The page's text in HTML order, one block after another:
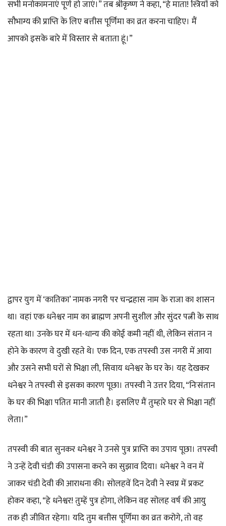
सभी मनोकामनाएं पूर्ण हो जाएं।” तब श्रीकृष्ण ने कहा, “हे माता! स्त्रियों को
सौभाग्य की प्राप्ति के लिए बत्तीस पूर्णिमा का व्रत करना चाहिए। मैं
आपको इसके बारे में विस्तार से बताता हूं।”
द्वापर युग में ‘कातिका’ नामक नगरी पर चन्द्रहास नाम के राजा का शासन
था। वहां एक धनेश्वर नाम का ब्राह्मण अपनी सुशील और सुंदर पत्नी के साथ
रहता था। उनके घर में धन-धान्य की कोई कमी नहीं थी, लेकिन संतान न
होने के कारण वे दुखी रहते थे। एक दिन, एक तपस्वी उस नगरी में आया
और उसने सभी घरों से भिक्षा ली, सिवाय धनेश्वर के घर के। यह देखकर
धनेश्वर ने तपस्वी से इसका कारण पूछा। तपस्वी ने उत्तर दिया, “निःसंतान
के घर की भिक्षा पतित मानी जाती है। इसलिए मैं तुम्हारे घर से भिक्षा नहीं
लेता।”
तपस्वी की बात सुनकर धनेश्वर ने उनसे पुत्र प्राप्ति का उपाय पूछा। तपस्वी
ने उन्हें देवी चंडी की उपासना करने का सुझाव दिया। धनेश्वर ने वन में
जाकर चंडी देवी की आराधना की। सोलहवें दिन देवी ने स्वप्न में प्रकट
होकर कहा, “हे धनेश्वर! तुम्हें पुत्र होगा, लेकिन वह सोलह वर्ष की आयु
तक ही जीवित रहेगा। यदि तुम बत्तीस पूर्णिमा का व्रत करोगे, तो वह